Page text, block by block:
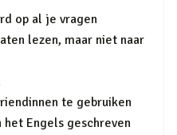
op al je vragen
lezen, maar niet naar
te gebruiken
Engels geschreven